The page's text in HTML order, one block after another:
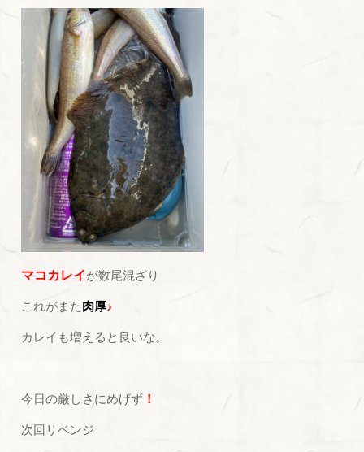
マコカレイが数尾混ざり
これがまた肉厚♪
カレイも増えると良いな。
今日の厳しさにめげず ！
次回リベンジ